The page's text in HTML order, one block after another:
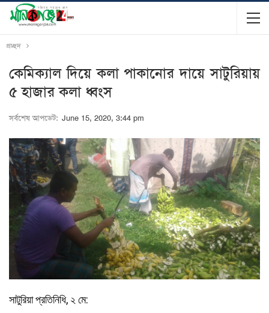
প্রচ্ছদ
কেমিক্যাল দিয়ে কলা পাকানোর দায়ে সাটুরিয়ায়
৫ হাজার কলা ধ্বংস
সর্বশেষ আপডেট: June 15, 2020, 3:44 pm
সাটুরিয়া প্রতিনিধি, ২ মে: